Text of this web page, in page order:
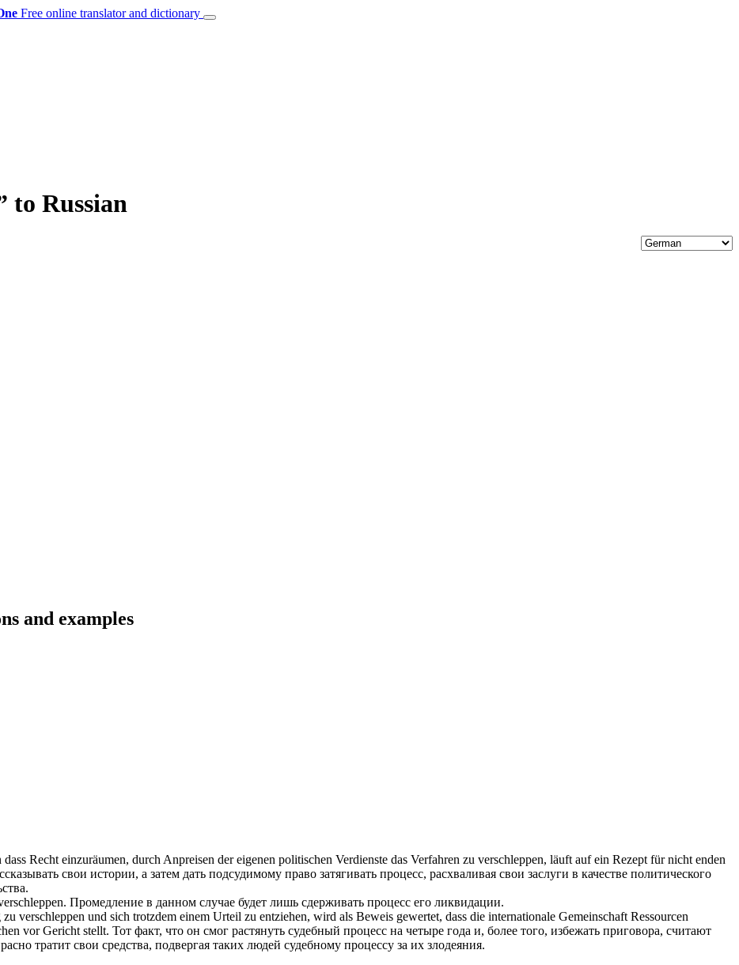
Free online translator and dictionary
to Russian
and examples
Recht einzuräumen, durch Anpreisen der eigenen politischen Verdienste das Verfahren zu verschleppen, läuft auf ein Rezept für nicht enden
свои истории, а затем дать подсудимому право затягивать процесс, расхваливая свои заслуги в качестве политического
. Промедление в данном случае будет лишь сдерживать процесс его ликвидации.
zu verschleppen und sich trotzdem einem Urteil zu entziehen, wird als Beweis gewertet, dass die internationale Gemeinschaft Ressourcen
vor Gericht stellt. Тот факт, что он смог растянуть судебный процесс на четыре года и, более того, избежать приговора, считают
тратит свои средства, подвергая таких людей судебному процессу за их злодеяния.